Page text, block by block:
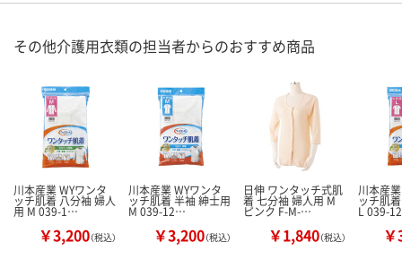
その他介護用衣類の担当者からのおすすめ商品
川本産業 WYワンタ
ッチ肌着 八分袖 婦人
用 M 039-1…
￥3,200（税込）
川本産業 WYワンタ
ッチ肌着 半袖 紳士用
M 039-12…
￥3,200（税込）
日伸 ワンタッチ式肌
着 七分袖 婦人用 M
ピンク F-M-…
￥1,840（税込）
川本産
ッチ肌
L 039-